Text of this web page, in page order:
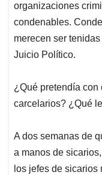
A
p
p
o
o
k
d
I
n
organizaciones
condenables.
merecen ser
Juicio Político.
¿Qué pretendía
carcelarios? ¿Qué
A dos semanas de
a manos de
los jefes de